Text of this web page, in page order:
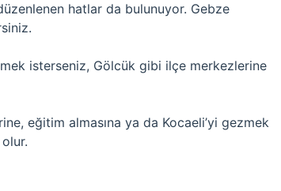
hatlar da bulunuyor. Gebze
isterseniz, Gölcük gibi ilçe merkezlerine
eğitim almasına ya da Kocaeli’yi gezmek